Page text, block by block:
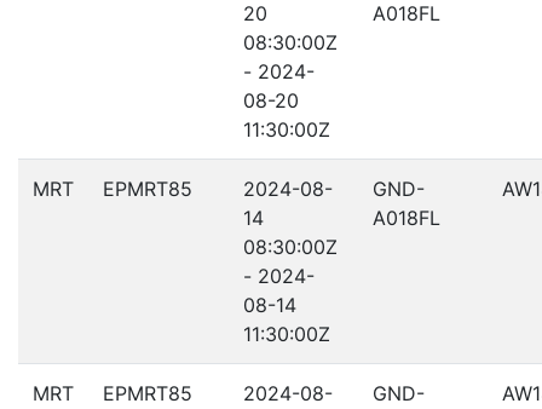
20
08:30:00Z
- 2024-
08-20
11:30:00Z
A018FL
MRT EPMRT85
2024-08-
14
08:30:00Z
- 2024-
08-14
11:30:00Z
GND-
A018FL
MRT EPMRT85
2024-08-
GND-